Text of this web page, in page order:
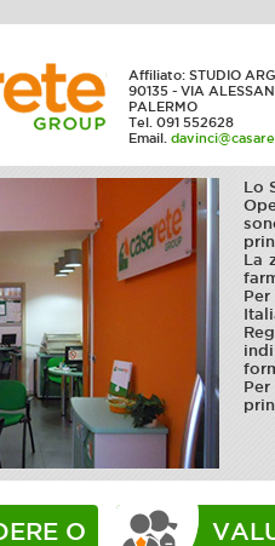
Affiliato: STUDIO
90135 - VIA
PALERMO
Tel. 091 552628
Email.
Lo
La
O